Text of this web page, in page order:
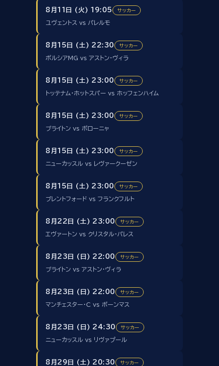
8月11日 (火) 19:05 サッカー
ユヴェントス vs パレルモ
8月15日 (土) 22:30 サッカー
ボルシアMG vs アストン・ヴィラ
8月15日 (土) 23:00 サッカー
トッテナム・ホットスパー vs ホッフェンハイム
8月15日 (土) 23:00 サッカー
ブライトン vs ボローニャ
8月15日 (土) 23:00 サッカー
ニューカッスル vs レヴァークーゼン
8月15日 (土) 23:00 サッカー
ブレントフォード vs フランクフルト
8月22日 (土) 23:00 サッカー
エヴァートン vs クリスタル・パレス
8月23日 (日) 22:00 サッカー
ブライトン vs アストン・ヴィラ
8月23日 (日) 22:00 サッカー
マンチェスター・C vs ボーンマス
8月23日 (日) 24:30 サッカー
ニューカッスル vs リヴァプール
8月29日 (土) 20:30 サッカー